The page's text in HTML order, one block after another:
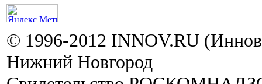
© 1996-2012 INNOV.RU
Нижний Новгород